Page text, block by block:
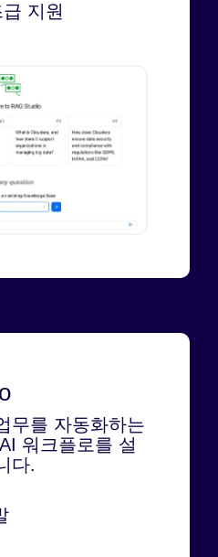
지원
무를 자동화하는
워크플로를 설
다.